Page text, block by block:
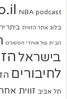
NBA podcast
בלוג אתר הזווית ביתר
הבית של אוהדי הספורט
בישראל
לחיבורים
תל אביב זווית